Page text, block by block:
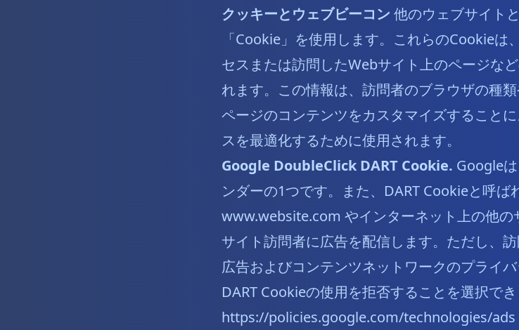
クッキーとウェブビーコン 他のウェブサイト
「Cookie」を使用します。これらのCookieは
セスまたは訪問したWebサイト上のページな
れます。この情報は、訪問者のブラウザの種
ページのコンテンツをカスタマイズすること
スを最適化するために使用されます。
Google DoubleClick DART Cookie. Google
ンダーの1つです。また、DART Cookieと呼ば
www.website.com やインターネット上の他の
サイト訪問者に広告を配信します。ただし、
広告およびコンテンツネットワークのプライ
DART Cookieの使用を拒否することを選択で
https://policies.google.com/technologies/ads